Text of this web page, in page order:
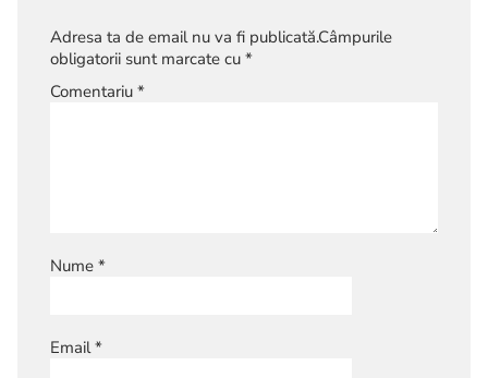
Adresa ta de email nu va fi publicată.Câmpurile
obligatorii sunt marcate cu *
Comentariu *
Nume *
Email*